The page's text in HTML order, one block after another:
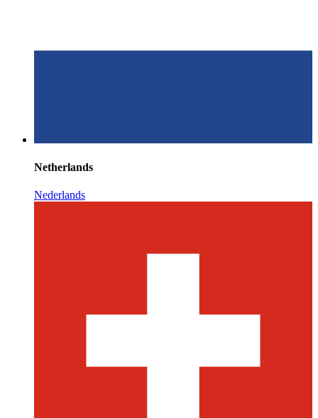
Netherlands
Nederlands